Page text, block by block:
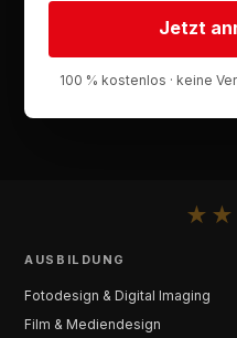
Jetzt
100 % kostenlos · keine
★ ★
AUSBILDUNG
Fotodesign & Digital Imaging
Film & Mediendesign